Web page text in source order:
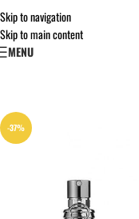
Skip to navigation
Skip to main content
MENU
-37%